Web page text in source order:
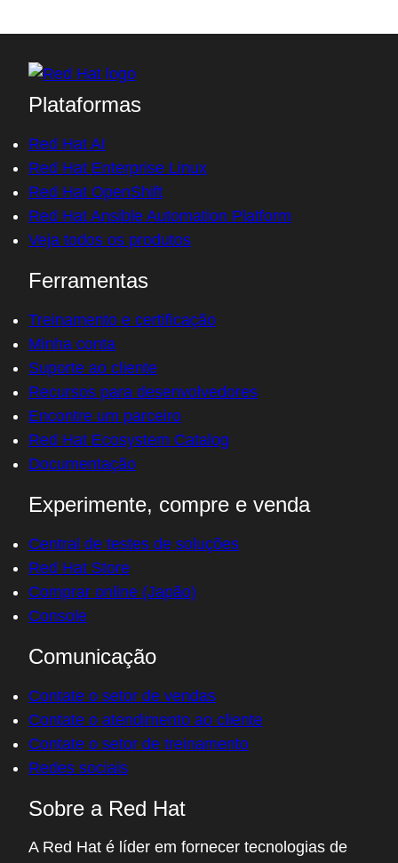
Plataformas
Red Hat AI
Red Hat Enterprise Linux
Red Hat OpenShift
Red Hat Ansible Automation Platform
Veja todos os produtos
Ferramentas
Treinamento e certificação
Minha conta
Suporte ao cliente
Recursos para desenvolvedores
Encontre um parceiro
Red Hat Ecosystem Catalog
Documentação
Experimente, compre e venda
Central de testes de soluções
Red Hat Store
Comprar online (Japão)
Console
Comunicação
Contate o setor de vendas
Contate o atendimento ao cliente
Contate o setor de treinamento
Redes sociais
Sobre a Red Hat
A Red Hat é líder em fornecer tecnologias de